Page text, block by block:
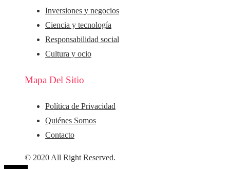
Inversiones y negocios
Ciencia y tecnología
Responsabilidad social
Cultura y ocio
Mapa Del Sitio
Política de Privacidad
Quiénes Somos
Contacto
© 2020 All Right Reserved.